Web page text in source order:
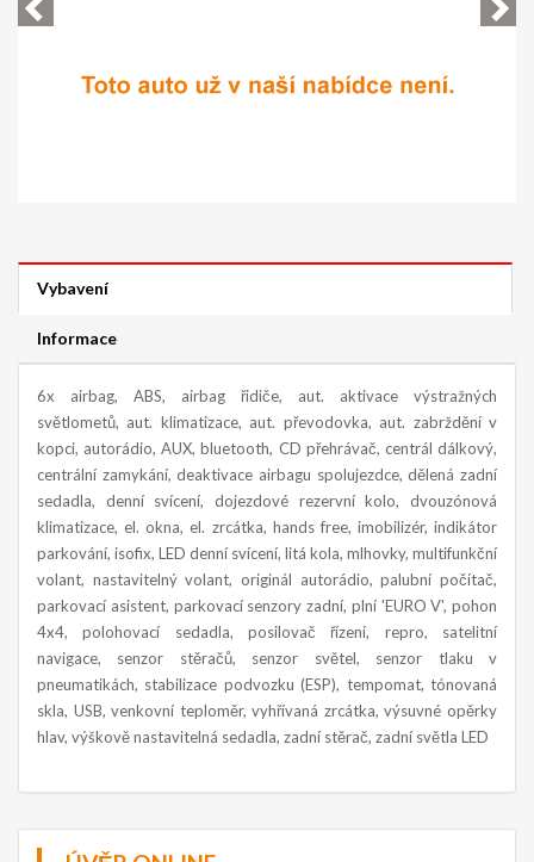
Vybavení
Informace
6x airbag, ABS, airbag řidiče, aut. aktivace výstražných
světlometů, aut. klimatizace, aut. převodovka, aut. zabrždění v
kopci, autorádio, AUX, bluetooth, CD přehrávač, centrál dálkový,
centrální zamykání, deaktivace airbagu spolujezdce, dělená zadní
sedadla, denní svícení, dojezdové rezervní kolo, dvouzónová
klimatizace, el. okna, el. zrcátka, hands free, imobilizér, indikátor
parkování, isofix, LED denní svícení, litá kola, mlhovky, multifunkční
volant, nastavitelný volant, originál autorádio, palubní počítač,
parkovací asistent, parkovací senzory zadní, plní 'EURO V', pohon
4x4, polohovací sedadla, posilovač řízení, repro, satelitní
navigace, senzor stěračů, senzor světel, senzor tlaku v
pneumatikách, stabilizace podvozku (ESP), tempomat, tónovaná
skla, USB, venkovní teploměr, vyhřívaná zrcátka, výsuvné opěrky
hlav, výškově nastavitelná sedadla, zadní stěrač, zadní světla LED